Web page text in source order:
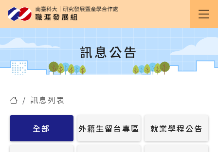
訊息公告
訊息列表
全部 外籍生留台專區 就業學程公告